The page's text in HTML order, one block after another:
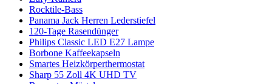
Rocktile-Bass
Panama Jack Herren Lederstiefel
120-Tage Rasendünger
Philips Classic LED E27 Lampe
Borbone Kaffeekapseln
Smartes Heizkörperthermostat
Sharp 55 Zoll 4K UHD TV